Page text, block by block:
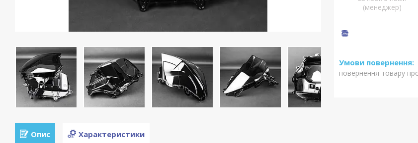
(менеджер)
повернення товару
Опис Характеристики